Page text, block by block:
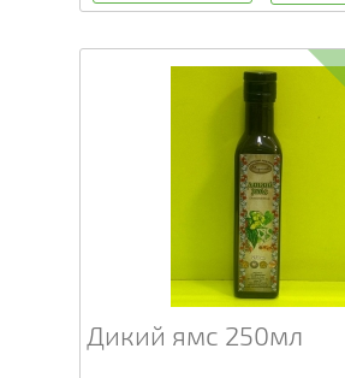
Дикий ямс 250мл